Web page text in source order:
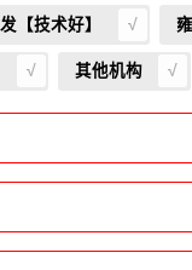
【技术好】
其他机构
报名成功请到院出